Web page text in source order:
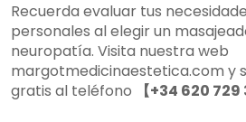
Recuerda evaluar tus
personales al elegir un
neuropatía. Visita nuestra web
margotmedicinaestetica.com y
gratis al teléfono
【+34 620 729